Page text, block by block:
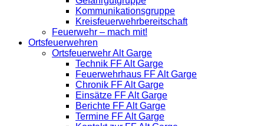
Kommunikationsgruppe
Kreisfeuerwehrbereitschaft
Feuerwehr – mach mit!
Ortsfeuerwehren
Ortsfeuerwehr Alt Garge
Technik FF Alt Garge
Feuerwehrhaus FF Alt Garge
Chronik FF Alt Garge
Einsätze FF Alt Garge
Berichte FF Alt Garge
Termine FF Alt Garge